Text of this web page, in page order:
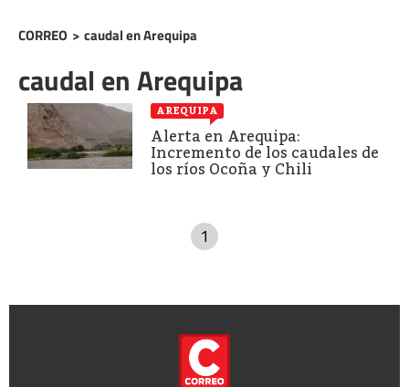
CORREO > caudal en Arequipa
caudal en Arequipa
AREQUIPA
Alerta en Arequipa:
Incremento de los caudales de
los ríos Ocoña y Chili
1